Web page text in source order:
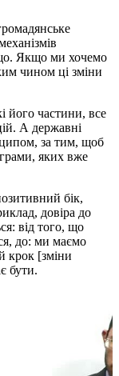
Якщо ми хочемо
чином ці зміни
його частини, все
А державні
за тим, щоб
яких вже
бік,
довіра до
від того, що
до: ми маємо
крок [зміни
бути.